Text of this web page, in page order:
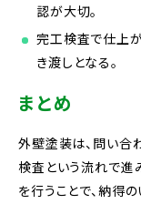
認が大切。
完工検査で仕上
き渡しとなる。
まとめ
外壁塗装は、問い合
検査という流れで進
を行うことで、納得